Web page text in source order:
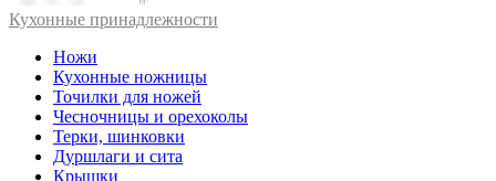
Кухонные принадлежности
Ножи
Кухонные ножницы
Точилки для ножей
Чесночницы и орехоколы
Терки, шинковки
Дуршлаги и сита
Крышки